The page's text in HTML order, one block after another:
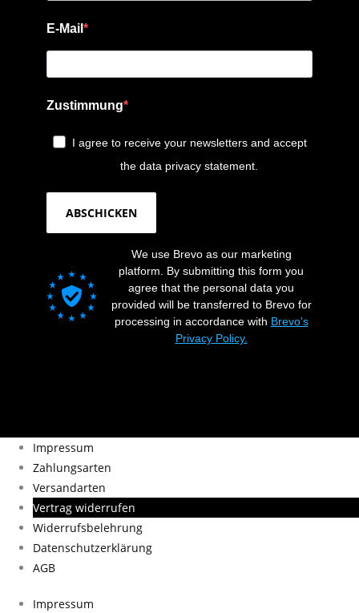
E-Mail
Zustimmung
I agree to receive your newsletters and accept
the data privacy statement.
ABSCHICKEN
We use Brevo as our marketing
platform. By submitting this form you
agree that the personal data you
provided will be transferred to Brevo for
processing in accordance with Brevo's
Privacy Policy.
Impressum
Zahlungsarten
Versandarten
Vertrag widerrufen
Widerrufsbelehrung
Datenschutzerklärung
AGB
Impressum